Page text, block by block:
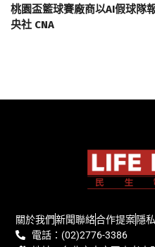
桃園盃籃球賽廠商以AI假球
央社 CNA
關於我們新聞聯絡合作提案隱
電話：(02)2776-3386